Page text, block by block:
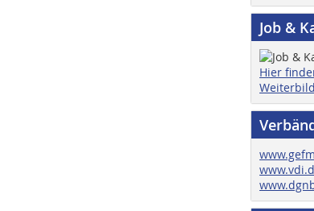
Job &
Hier